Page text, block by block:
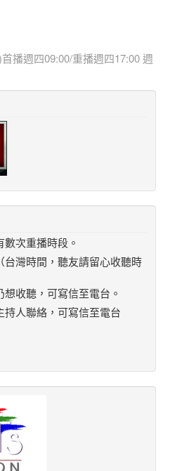
播週四09:00/重播週四17:00 週
次重播時段。
灣時間，聽友請留心收聽時
收聽，可寫信至電台。
人聯絡，可寫信至電台